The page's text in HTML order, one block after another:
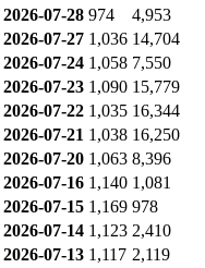
2026-07-28 974 4,953
2026-07-27 1,036 14,704
2026-07-24 1,058 7,550
2026-07-23 1,090 15,779
2026-07-22 1,035 16,344
2026-07-21 1,038 16,250
2026-07-20 1,063 8,396
2026-07-16 1,140 1,081
2026-07-15 1,169 978
2026-07-14 1,123 2,410
2026-07-13 1,117 2,119